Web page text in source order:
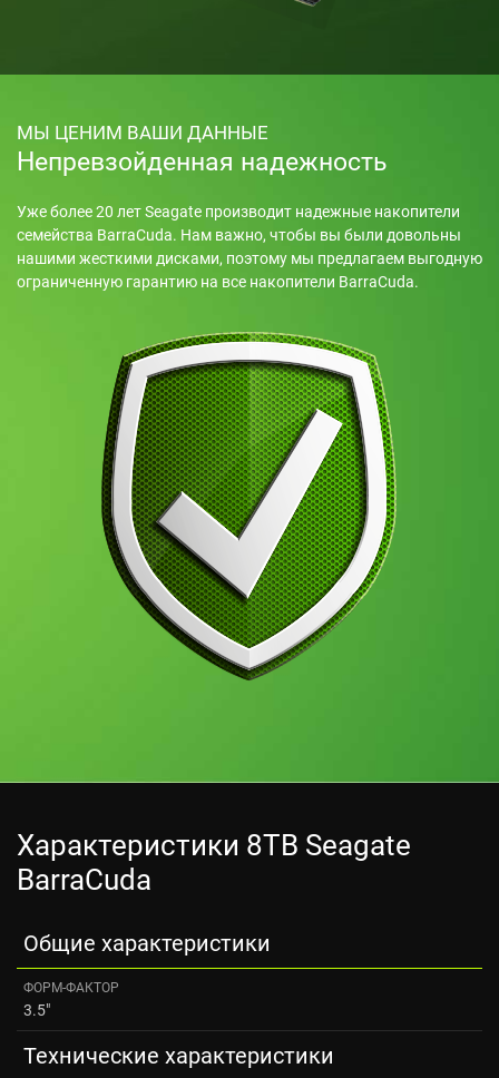
МЫ ЦЕНИМ ВАШИ ДАННЫЕ
Непревзойденная надежность
Уже более 20 лет Seagate производит надежные накопители
семейства BarraCuda. Нам важно, чтобы вы были довольны
нашими жесткими дисками, поэтому мы предлагаем выгодную
ограниченную гарантию на все накопители BarraCuda.
Характеристики 8TB Seagate
BarraCuda
Общие характеристики
ФОРМ-ФАКТОР
3.5"
Технические характеристики